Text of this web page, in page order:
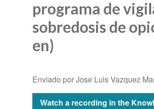
programa de
sobredosis de
en)
Enviado por Jose Luis Vazquez
Watch a recording in the